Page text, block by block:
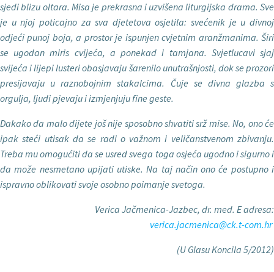
sjedi blizu oltara. Misa je prekrasna i uzvišena liturgijska drama. Sve
je u njoj poticajno za sva djetetova osjetila: sveće­nik je u divnoj
odjeći punoj boja, a prostor je ispunjen cvjetnim aran­žmanima. Širi
se ugodan miris cvijeća, a ponekad i tamjana. Svjetlucavi sjaj
svijeća i lijepi lusteri obasjavaju šare­nilo unutrašnjosti, dok se prozori
pre­sijavaju u raznobojnim stakalcima. Čuje se divna glazba s
orgulja, ljudi pjevaju i izmjenjuju fine geste.
Dakako da malo dijete još nije spo­sobno shvatiti srž mise. No, ono će
ipak steći utisak da se radi o važnom i veli­čanstvenom zbivanju.
Treba mu omo­gućiti da se usred svega toga osjeća ugodno i sigurno i
da može nesmetano upijati utiske. Na taj način ono će po­stupno i
ispravno oblikovati svoje osobno poimanje svetoga.
Verica Jačmenica-Jazbec, dr. med. E adresa:
verica.jacmenica@ck.t-com.hr
(U Glasu Koncila 5/2012)